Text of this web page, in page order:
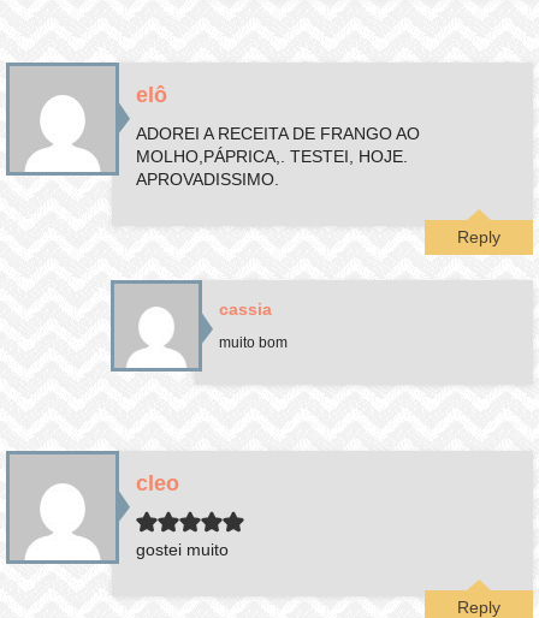
elô
ADOREI A RECEITA DE FRANGO AO
MOLHO,PÁPRICA,. TESTEI, HOJE.
APROVADISSIMO.
Reply
cassia
muito bom
cleo
gostei muito
Reply